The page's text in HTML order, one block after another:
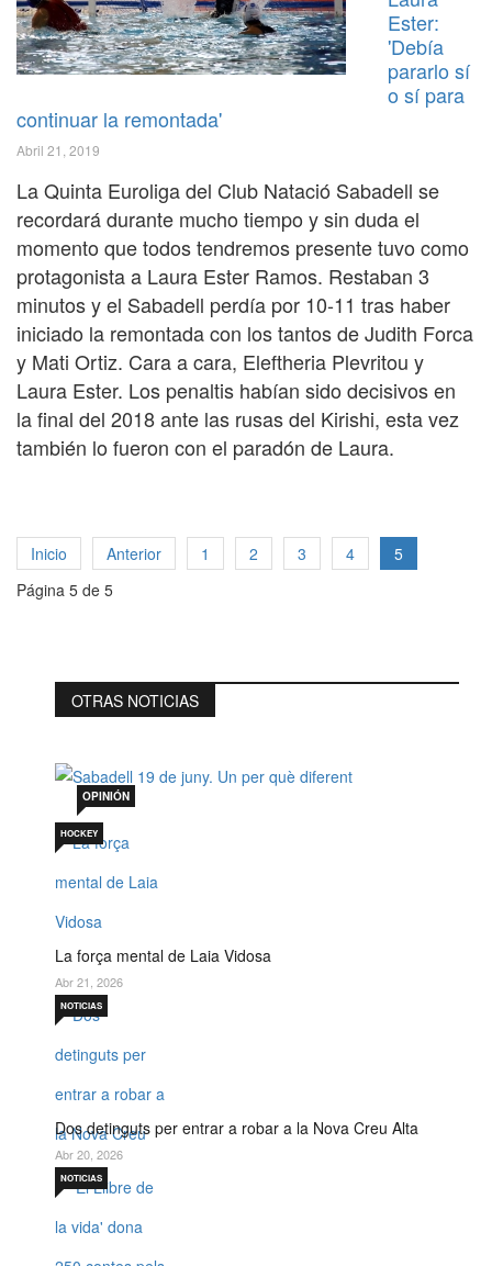
Ester:
'Debía
pararlo sí
o sí para
continuar la remontada'
Abril 21, 2019
La Quinta Euroliga del Club Natació Sabadell se
recordará durante mucho tiempo y sin duda el
momento que todos tendremos presente tuvo como
protagonista a Laura Ester Ramos. Restaban 3
minutos y el Sabadell perdía por 10-11 tras haber
iniciado la remontada con los tantos de Judith Forca
y Mati Ortiz. Cara a cara, Eleftheria Plevritou y
Laura Ester. Los penaltis habían sido decisivos en
la final del 2018 ante las rusas del Kirishi, esta vez
también lo fueron con el paradón de Laura.
Inicio Anterior 1 2 3 4
5
Página 5 de 5
OTRAS NOTICIAS
Sabadell 19 de juny. Un per què diferent
OPINIÓN
La força mental de Laia Vidosa
HOCKEY
Abr 21, 2026
Dos detinguts per entrar a robar a la Nova Creu Alta
NOTICIAS
Abr 20, 2026
NOTICIAS